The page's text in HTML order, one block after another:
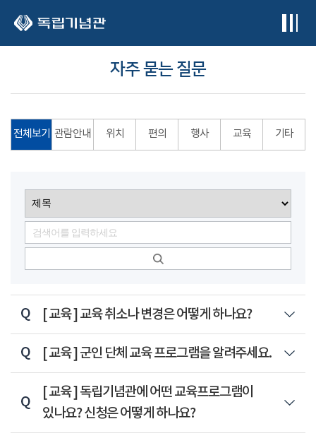
자주 묻는 질문
전체보기 관람안내 위치 편의 행사 교육 기타
Q
[ 교육 ] 교육 취소나 변경은 어떻게 하나요?
Q
[ 교육 ] 군인 단체 교육 프로그램을 알려주세요.
Q
[ 교육 ] 독립기념관에 어떤 교육프로그램이
있나요? 신청은 어떻게 하나요?